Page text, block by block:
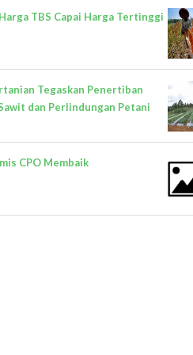
TBS Capai Harga Tertinggi
Tegaskan Penertiban
dan Perlindungan Petani
CPO Membaik